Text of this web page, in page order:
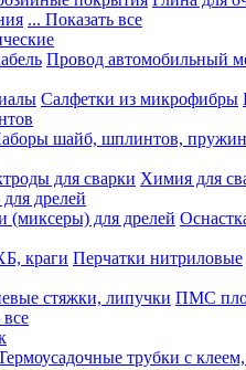
... Показать все
Провод автомобильный
Салфетки из микрофибры
шайб, шплинтов, пружин
для сварки Химия для
дрелей
(миксеры) для дрелей
краги Перчатки нитриловые
стяжки, липучки ПМС
все
трубки с клеем,